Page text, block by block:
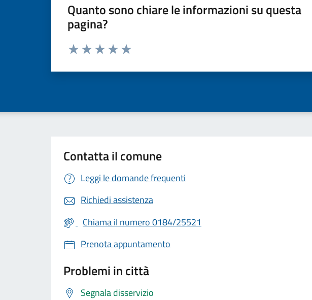
Quanto sono chiare le informazioni su questa
pagina?
Valuta da 1 a 5 stelle la pagina
Contatta il comune
Leggi le domande frequenti
Richiedi assistenza
Chiama il numero 0184/25521
Prenota appuntamento
Problemi in città
Segnala disservizio